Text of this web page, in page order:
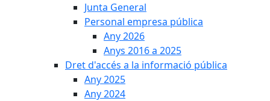
Junta General
Personal empresa pública
Any 2026
Anys 2016 a 2025
Dret d'accés a la informació pública
Any 2025
Any 2024